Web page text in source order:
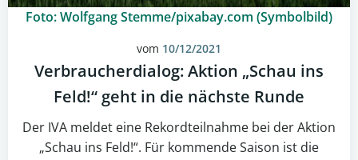
Foto: Wolfgang Stemme/pixabay.com (Symbolbild)
vom 10/12/2021
Verbraucherdialog: Aktion „Schau ins
Feld!“ geht in die nächste Runde
Der IVA meldet eine Rekordteilnahme bei der Aktion
„Schau ins Feld!“. Für kommende Saison ist die